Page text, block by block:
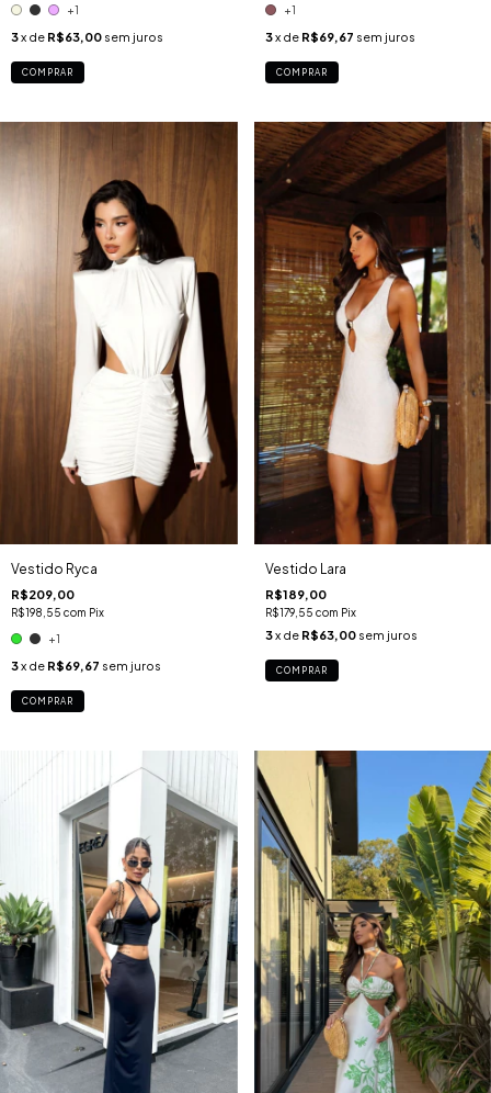
+1
3x de R$63,00 sem juros
COMPRAR
+1
3x de R$69,67 sem juros
COMPRAR
Vestido Ryca
R$209,00
R$198,55 com Pix
+1
3x de R$69,67 sem juros
COMPRAR
Vestido Lara
R$189,00
R$179,55 com Pix
3x de R$63,00 sem juros
COMPRAR